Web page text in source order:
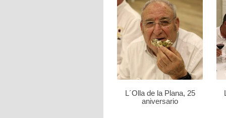
L´Olla de la Plana, 25
aniversario